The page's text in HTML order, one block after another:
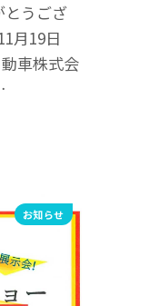
とうござ
月19日
車株式会
お知らせ